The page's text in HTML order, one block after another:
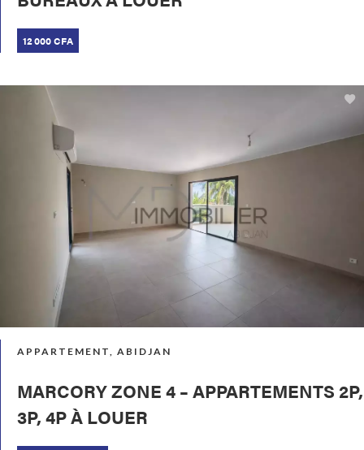
12 000 CFA
APPARTEMENT, ABIDJAN
MARCORY ZONE 4 – APPARTEMENTS 2P,
3P, 4P À LOUER